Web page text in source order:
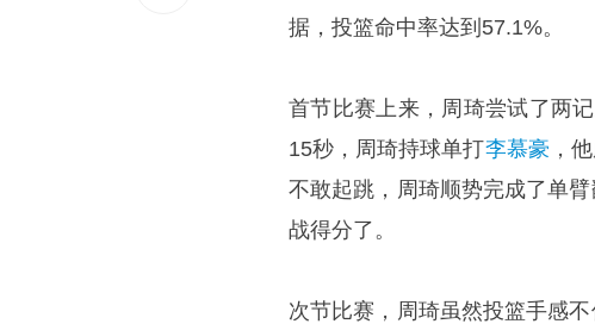
据，投篮命中率达到57.1%。
首节比赛上来，周琦尝试了两
15秒，周琦持球单打李慕豪 ，
不敢起跳，周琦顺势完成了单
战得分了。
次节比赛，周琦虽然投篮手感